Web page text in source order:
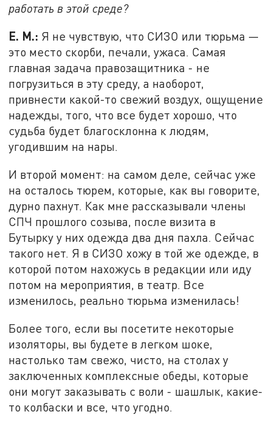
работать в этой среде?
Е. М.: Я не чувствую, что СИЗО или тюрьма —
это место скорби, печали, ужаса. Самая
главная задача правозащитника - не
погрузиться в эту среду, а наоборот,
привнести какой-то свежий воздух, ощущение
надежды, того, что все будет хорошо, что
судьба будет благосклонна к людям,
угодившим на нары.
И второй момент: на самом деле, сейчас уже
на осталось тюрем, которые, как вы говорите,
дурно пахнут. Как мне рассказывали члены
СПЧ прошлого созыва, после визита в
Бутырку у них одежда два дня пахла. Сейчас
такого нет. Я в СИЗО хожу в той же одежде, в
которой потом нахожусь в редакции или иду
потом на мероприятия, в театр. Все
изменилось, реально тюрьма изменилась!
Более того, если вы посетите некоторые
изоляторы, вы будете в легком шоке,
настолько там свежо, чисто, на столах у
заключенных комплексные обеды, которые
они могут заказывать с воли - шашлык, какие-
то колбаски и все, что угодно.